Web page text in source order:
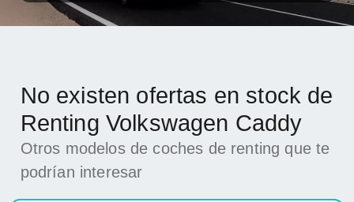
No existen ofertas en stock de
Renting Volkswagen Caddy
Otros modelos de coches de renting que te
podrían interesar